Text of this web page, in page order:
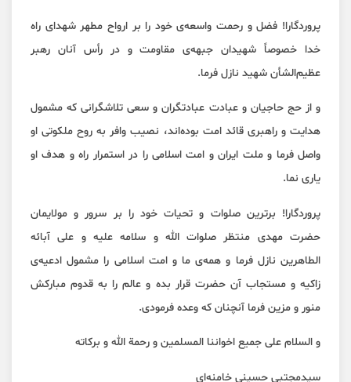
پروردگارا! فضل و رحمت واسعه‌ی خود را بر ارواح مطهر شهدای راه
خدا خصوصاً شهیدان جبهه‌ی مقاومت و در رأس آنان رهبر
عظیم‌الشأن شهید نازل فرما.
و از حج حاجیان و عبادت عبادتگران و سعی تلاشگرانی که مشمول
هدایت و راهبری قائد امت بوده‌اند، نصیب وافر به روح ملکوتی او
واصل فرما و ملت ایران و امت اسلامی را در استمرار راه و هدف او
یاری نما.
پروردگارا! برترین صلوات و تحیات خود را بر سرور و مولایمان
حضرت مهدی منتظر صلوات الله و سلامه علیه و علی آبائه
الطاهرین نازل فرما و همه‌ی ما و امت اسلامی را مشمول ادعیه‌ی
زاکیه و مستجاب آن حضرت قرار بده و عالم را به قدوم مبارکش
منور و مزین فرما آنچنان که وعده فرمودی.
و السلام علی جمیع اخواننا المسلمین و رحمة الله و برکاته
سیدمجتبی حسینی خامنه‌ای